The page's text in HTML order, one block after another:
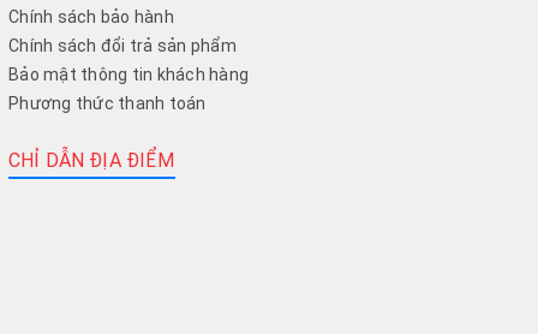
Chính sách bảo hành
Chính sách đổi trả sản phẩm
Bảo mật thông tin khách hàng
Phương thức thanh toán
CHỈ DẪN ĐỊA ĐIỂM